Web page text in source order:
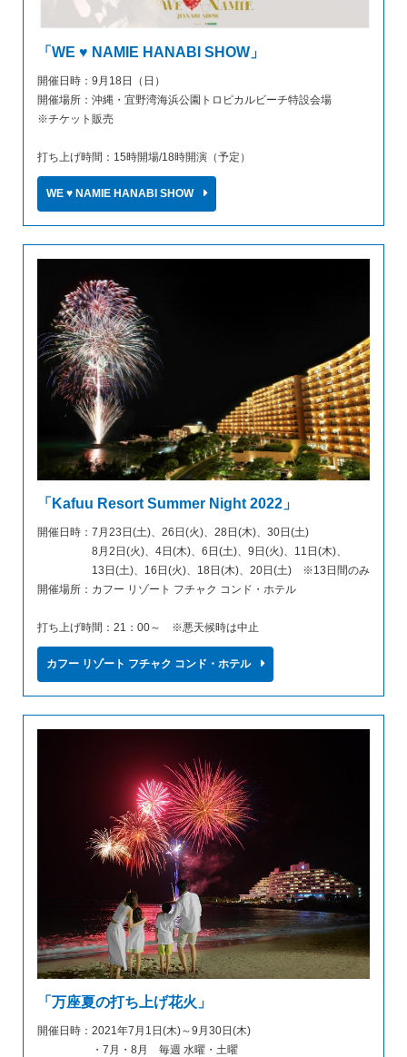
「WE ♥ NAMIE HANABI SHOW」
開催日時：9月18日（日）
開催場所：沖縄・宜野湾海浜公園トロピカルビーチ特設会場
※チケット販売
打ち上げ時間：15時開場/18時開演（予定）
WE ♥ NAMIE HANABI SHOW
「Kafuu Resort Summer Night 2022」
開催日時：7月23日(土)、26日(火)、28日(木)、30日(土)
8月2日(火)、4日(木)、6日(土)、9日(火)、11日(木)、
13日(土)、16日(火)、18日(木)、20日(土) ※13日間のみ
開催場所：カフー リゾート フチャク コンド・ホテル
打ち上げ時間：21：00～ ※悪天候時は中止
カフー リゾート フチャク コンド・ホテル
「万座夏の打ち上げ花火」
開催日時：2021年7月1日(木)～9月30日(木)
・7月・8月 毎週 水曜・土曜